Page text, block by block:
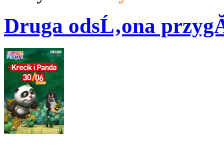
Druga odsĹ‚ona